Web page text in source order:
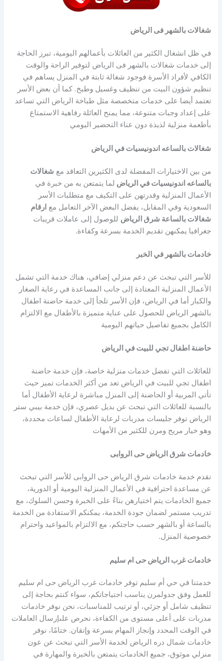
شغالات بالشهر فى الرياض
في ظل انشغال الكثير من العائلات بأعمالهم اليومية، تبرز الحاجة
إلى خدمات شغالات بالشهر فى الرياض لتوفير الراحة والوقت
الكافي لأفراد الأسرة فوجود شغالة ثابتة في المنزل يساهم في
تنظيم شؤون البيت من تنظيف وغسيل وطبخ. كما أن بعض الأسر
تعتمد أيضا على خدمات متخصصة مثل طباخة الرياض التي تساعد
على إعداد وجبات متنوعة، مما يمنح العائلة رفاهية الاستمتاع
بأطعمة منزلية لذيذة دون عناء التحضير اليومي
شغالات بالساعه اندونيسيات في الرياض
من بين الاختيارات المفضلة لدى الكثيرين التعاقد مع شغالات
بالساعه اندونيسيات في الرياض لما يتمتعن به من خبرة في
الأعمال المنزلية وقدرتهن على التكيف مع متطلبات الأسر
السعودية وفي المقابل، يفضل البعض الآخر التعامل مع ارقام
شغالات بالساعة شرق الرياض للوصول إلى عاملات قريبات
جغرافيا يمكنهن تقديم الخدمة بسرعة وكفاءة.
خادمات بالشهر في الخبر
للأسر التي تبحث عن دعم منزلي إضافي، هناك خدمة التي تشمل
الأعمال المنزلية المعتادة إلى جانب المساعدة في رعاية الصغار
والكبار أما في الرياض، فإن الأسر تلجأ إلى خدمة حاضنة اطفال
بالشهر الرياض للحصول على عناية متميزة بالأطفال مع الالتزام
الكامل بجميع تفاصيل حياتهم اليومية
حاضنة اطفال تجي للبيت في الرياض
للعائلات التي تفضل خدمات منزلية خاصة، فإن خدمة حاضنة
اطفال تجي للبيت في الرياض تعد من أكثر الخدمات تميز حيث
تأتي المربية أو الحاضنة إلى المنزل مباشرة لرعاية الأطفال أما
بالنسبة للعائلات التي تبحث عن بديل عصري، فإن خدمة بيبي ستر
الرياض توفر جليسات مدربات لرعاية الأطفال لساعات محددة،
وهو خيار مريح ومرن للكثير من الأمهات
خادمات شرق الرياض حى الروابى
نقدم خدمة خادمات شرق الرياض حى الروابى للأسر التي تبحث
عن مساعدة احترافية في الأعمال المنزلية اليومية أو الدورية،
جميع الخادمات يتم اختيارهن بناءً على الخبرة وحسن السلوك، مع
تدريب مستمر لضمان جودة الخدمة، يمكنكم الاستفادة من الخدمة
بالساعة أو بالشهر حسب حاجتكم، مع الالتزام بالمواعيد واحترام
خصوصية المنزل.
خادمات غرب الرياض حى ام سليم
خدمتنا في حي أم سليم توفر خادمات غرب الرياض حى ام سليم
للعمل وفق جدولمرن يناسب احتياجاتكم، سواء كنتم بحاجة إلى
تنظيف شامل أو جزئي، أو ترتيب للمناسبات، نحن نوفر خادمات
مدربات على أعلى مستوى من الكفاءة، نحرص علىإرسال العاملات
في الوقت المحدد وإنجاز المهام بسرعة وإتقان. ختامًا، نوفر
خادمات شمال دره الرياض لخدمة الأسر التي تبحث عن عون
منزلي موثوق، جميع الخادمات يتمتعن بالخبرة والمهارة في